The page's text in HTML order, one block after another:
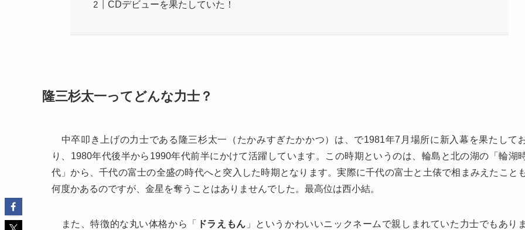
CDデビューを果たしていた！
隆三杉太一ってどんな力士？
中卒叩き上げの力士である隆三杉太一（たかみすぎたかかつ）は、で1981年7月場所に新入幕を果たして
り、1980年代後半から1990年代前半にかけて活躍しています。この時期というのは、輪島と北の湖の「輪湖
代」から、千代の富士の全盛の時代へと突入した時期となります。実際に千代の富士と土俵で相まみえたこと
何度かあるのですが、金星を奪うことはありませんでした。最高位は西小結。
また、特徴的な丸い体格から「 ドラえもん 」というかわいいニックネームで親しまれていた力士でもあり